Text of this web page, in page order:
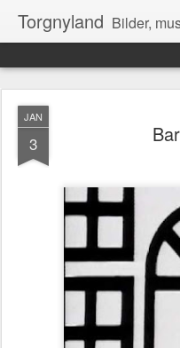
Torgnyland Bilder,
JAN
3